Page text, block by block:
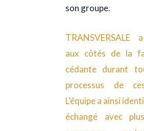
son groupe.
TRANSVERSALE
aux côtés de la
cédante durant
processus de
L’équipe a ainsi
échangé avec